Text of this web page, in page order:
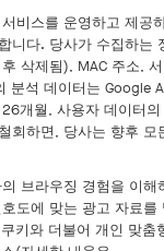
비스를 운영하고 제공
니다. 당사가 수집하는
삭제됨), MAC 주소,
분석 데이터는 Google
개월, 사용자 데이터의
회하면, 당사는 향후 모
브라우징 경험을 이해
도에 맞는 광고 자료를
키와 더불어 개인 맞춤